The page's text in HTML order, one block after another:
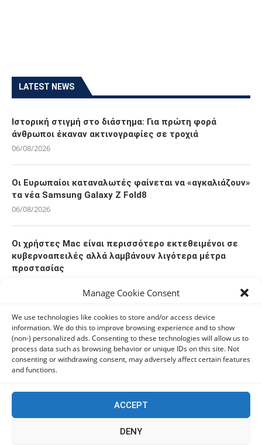
Manage Cookie Consent
We use technologies like cookies to store and/or access device
information. We do this to improve browsing experience and to show
(non-) personalized ads. Consenting to these technologies will allow us to
process data such as browsing behavior or unique IDs on this site. Not
consenting or withdrawing consent, may adversely affect certain features
and functions.
ACCEPT
DENY
LATEST NEWS
Ιστορική στιγμή στο διάστημα: Για πρώτη φορά
άνθρωποι έκαναν ακτινογραφίες σε τροχιά
06/08/2026
Οι Ευρωπαίοι καταναλωτές φαίνεται να «αγκαλιάζουν»
τα νέα Samsung Galaxy Z Fold8
06/08/2026
Οι χρήστες Mac είναι περισσότερο εκτεθειμένοι σε
κυβερνοαπειλές αλλά λαμβάνουν λιγότερα μέτρα
προστασίας
Πόλη Χρυσοχούς: Σε εξέλιξη η ενοποίηση τεσσάρων
αρχαιολογικών χώρων (εικόνες)
06/08/2026
όσους δεν συμμορφώθηκαν για τις επικίνδυνες
06/08/2026